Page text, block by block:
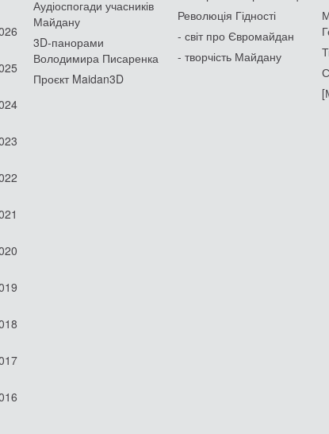
Аудіоспогади учасників
Майдану
3D-панорами
Володимира Писаренка
Проєкт Maidan3D
Революція Гідності
- світ про Євромайдан
- творчість Майдану